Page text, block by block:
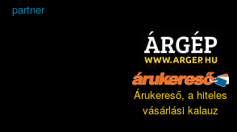
partner
Árukereső, a hiteles
vásárlási kalauz